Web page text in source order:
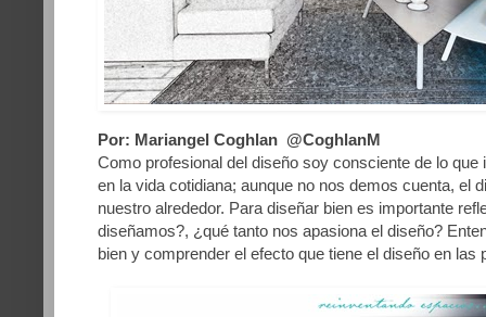
Por: Mariangel Coghlan @CoghlanM
Como profesional del diseño soy consciente de lo
en la vida cotidiana; aunque no nos demos cuenta, el
nuestro alrededor. Para diseñar bien es importante
diseñamos?, ¿qué tanto nos apasiona el diseño?
bien y comprender el efecto que tiene el diseño en las